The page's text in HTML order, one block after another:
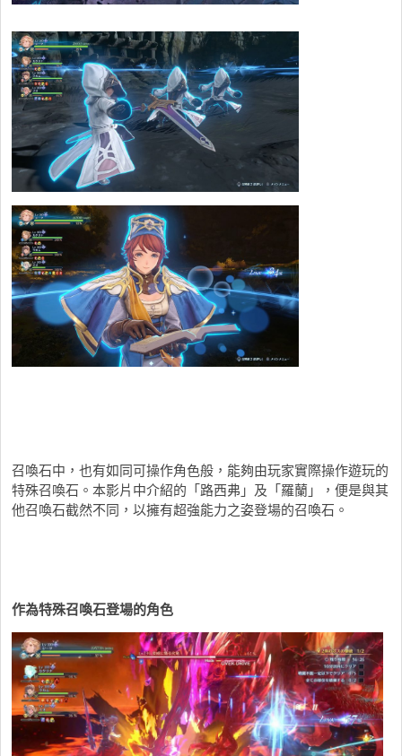
召喚石中，也有如同可操作角色般，能夠由玩家實際操作遊玩的
特殊召喚石。本影片中介紹的「路西弗」及「羅蘭」，便是與其
他召喚石截然不同，以擁有超強能力之姿登場的召喚石。
作為特殊召喚石登場的角色